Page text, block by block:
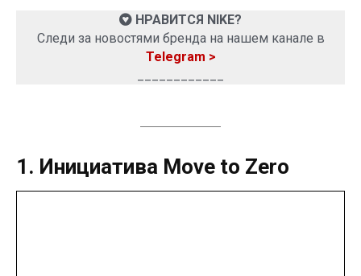
НРАВИТСЯ NIKE?
Следи за новостями бренда на нашем канале в
Telegram >
1. Инициатива Move to Zero